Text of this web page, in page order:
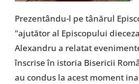
Prezentându-l pe tânărul
"ajutător al Episcopului
Alexandru a relatat
înscrise în istoria Bisericii
au condus la acest moment